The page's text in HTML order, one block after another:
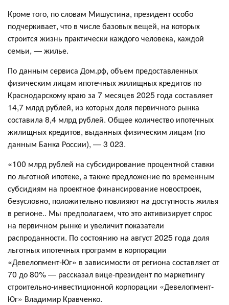
Кроме того, по словам Мишустина, президент особо
подчеркивает, что в числе базовых вещей, на которых
строится жизнь практически каждого человека, каждой
семьи, — жилье.
По данным сервиса Дом.рф, объем предоставленных
физическим лицам ипотечных жилищных кредитов по
Краснодарскому краю за 7 месяцев 2025 года составляет
14,7 млрд рублей, из которых доля первичного рынка
составила 8,4 млрд рублей. Общее количество ипотечных
жилищных кредитов, выданных физическим лицам (по
данным Банка России), — 3 023.
«100 млрд рублей на субсидирование процентной ставки
по льготной ипотеке, а также предложение по временным
субсидиям на проектное финансирование новостроек,
безусловно, положительно повлияют на доступность жилья
в регионе.. Мы предполагаем, что это активизирует спрос
на первичном рынке и увеличит показатели
распроданности. По состоянию на август 2025 года доля
льготных ипотечных программ в корпорации
«Девелопмент-Юг» в зависимости от региона составляет от
70 до 80% — рассказал вице-президент по маркетингу
строительно-инвестиционной корпорации «Девелопмент-
Юг» Владимир Кравченко.